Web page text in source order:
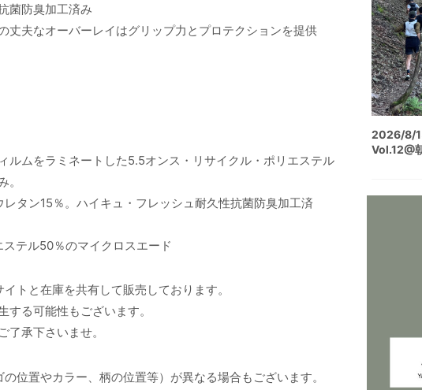
菌防臭加工済み
丈夫なオーバーレイはグリップ力とプロテクションを提供
ルムをラミネートした5.5オンス・リサイクル・ポリエステル
タン15％。ハイキュ・フレッシュ耐久性抗菌防臭加工済
テル50％のマイクロスエード
トと在庫を共有して販売しております。
る可能性もございます。
承下さいませ。
位置やカラー、柄の位置等）が異なる場合もございます。
2026/8/
Vol.12@